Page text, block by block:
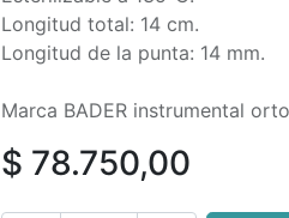
Longitud total: 14 cm.
Longitud de la punta: 14 mm.
Marca BADER instrumental
$ 78.750,00